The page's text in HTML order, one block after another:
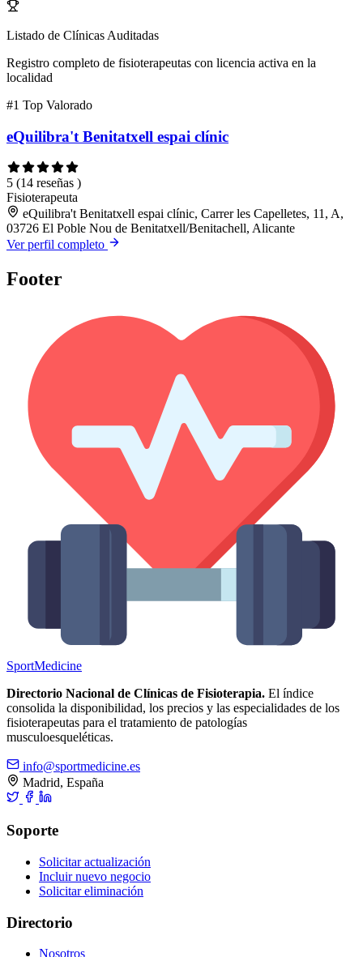
Listado de Clínicas Auditadas
Registro completo de fisioterapeutas con licencia activa en la
localidad
#1 Top Valorado
eQuilibra't Benitatxell espai clínic
5 (14 reseñas )
Fisioterapeuta
eQuilibra't Benitatxell espai clínic, Carrer les Capelletes, 11, A,
03726 El Poble Nou de Benitatxell/Benitachell, Alicante
Ver perfil completo
Footer
SportMedicine
Directorio Nacional de Clínicas de Fisioterapia. El índice
consolida la disponibilidad, los precios y las especialidades de los
fisioterapeutas para el tratamiento de patologías
musculoesqueléticas.
info@sportmedicine.es
Madrid, España
Soporte
Solicitar actualización
Incluir nuevo negocio
Solicitar eliminación
Directorio
Nosotros